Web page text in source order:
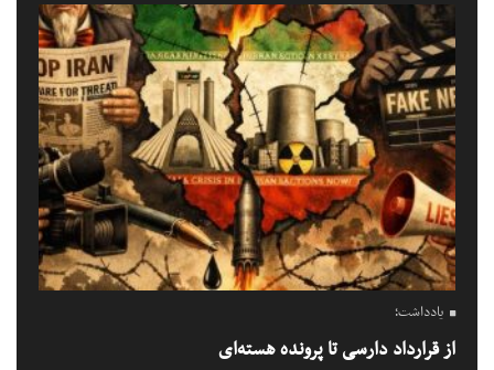
یادداشت؛
از قرارداد دارسی تا پرونده هسته‌ای